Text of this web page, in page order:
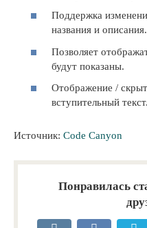
Поддержка
названия и описания.
Позволяет
будут показаны.
Отображение /
вступительный текст.
Источник: Code Canyon
Понравилась